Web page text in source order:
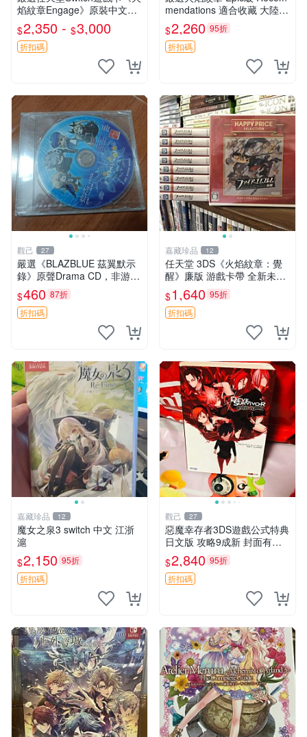
焰紋章Engage》原裝中文
版，全新未拆封海外隨機發
火焰紋章 國行 Switch 游戲卡
帶
$2,350 - $3,000
折扣碼
mendations 適合收藏 大陸紋
章 火焰紋章 Exp
$2,260 95折
折扣碼
觀己 27
嚴選《BLAZBLUE 茲翼默示
錄》原聲Drama CD，非游戲
光碟，適合收藏 蒼翼 默示錄
游玩
$460 87折
折扣碼
嘉藏珍品 12
任天堂 3DS《火焰紋章：覺
醒》廉版 游戲卡帶 全新未拆
封 完美膜保護 購買需查機器
火焰紋章 煥醒 3ds
$1,640 95折
折扣碼
嘉藏珍品 12
魔女之泉3 switch 中文 江浙
滬
$2,150 95折
折扣碼
觀己 27
惡魔幸存者3DS遊戲公式特典
日文版 攻略9成新 封面有輕
微損傷 女神異聞錄 惡魔幸存
者 3ds 游戲 特典 新收藏
$2,840 95折
折扣碼